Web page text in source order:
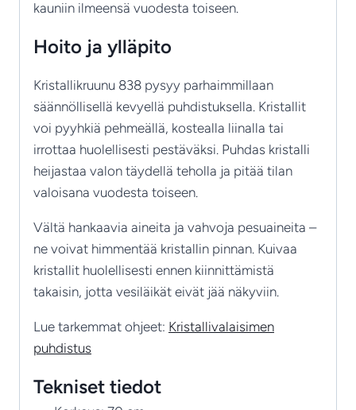
kauniin ilmeensä vuodesta toiseen.
Hoito ja ylläpito
Kristallikruunu 838 pysyy parhaimmillaan
säännöllisellä kevyellä puhdistuksella. Kristallit
voi pyyhkiä pehmeällä, kostealla liinalla tai
irrottaa huolellisesti pestäväksi. Puhdas kristalli
heijastaa valon täydellä teholla ja pitää tilan
valoisana vuodesta toiseen.
Vältä hankaavia aineita ja vahvoja pesuaineita –
ne voivat himmentää kristallin pinnan. Kuivaa
kristallit huolellisesti ennen kiinnittämistä
takaisin, jotta vesiläikät eivät jää näkyviin.
Lue tarkemmat ohjeet: Kristallivalaisimen
puhdistus
Tekniset tiedot